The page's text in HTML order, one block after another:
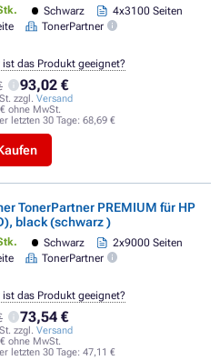
Schwarz
4x3100 Seiten
TonerPartner
93,02 €
zzgl. Versand
ohne MwSt.
letzten 30 Tage: 68,69 €
das Produkt geeignet?
TonerPartner PREMIUM für HP
black (schwarz )
Schwarz
2x9000 Seiten
TonerPartner
73,54 €
zzgl. Versand
ohne MwSt.
letzten 30 Tage: 47,11 €
das Produkt geeignet?